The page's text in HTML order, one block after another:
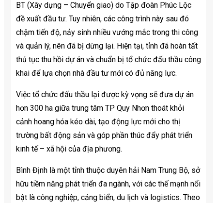
BT (Xây dựng – Chuyển giao) do Tập đoàn Phúc Lộc
đề xuất đầu tư. Tuy nhiên, các công trình này sau đó
chậm tiến độ, nảy sinh nhiều vướng mắc trong thi công
và quản lý, nên đã bị dừng lại. Hiện tại, tỉnh đã hoàn tất
thủ tục thu hồi dự án và chuẩn bị tổ chức đấu thầu công
khai để lựa chọn nhà đầu tư mới có đủ năng lực.
Việc tổ chức đấu thầu lại được kỳ vọng sẽ đưa dự án
hơn 300 ha giữa trung tâm TP Quy Nhơn thoát khỏi
cảnh hoang hóa kéo dài, tạo động lực mới cho thị
trường bất động sản và góp phần thúc đẩy phát triển
kinh tế – xã hội của địa phương.
Bình Định là một tỉnh thuộc duyên hải Nam Trung Bộ, sở
hữu tiềm năng phát triển đa ngành, với các thế mạnh nổi
bật là công nghiệp, cảng biển, du lịch và logistics. Theo